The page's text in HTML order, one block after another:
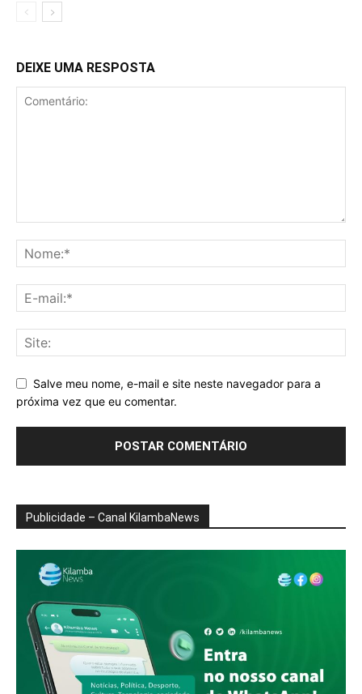
DEIXE UMA RESPOSTA
Salve meu nome, e-mail e site neste navegador para a
próxima vez que eu comentar.
Publicidade – Canal KilambaNews